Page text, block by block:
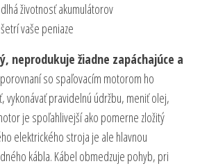
dlhá životnosť akumulátorov
šetrí vaše peniaze
neprodukuje žiadne zapáchajúce a
so spaľovacím motorom ho
vykonávať pravidelnú údržbu, meniť olej,
je spoľahlivejší ako pomerne zložitý
elektrického stroja je ale hlavnou
kábla. Kábel obmedzuje pohyb, pri